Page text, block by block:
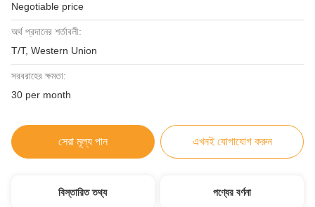
Negotiable price
অর্থ প্রদানের শর্তাবলী:
T/T, Western Union
সরবরাহের ক্ষমতা:
30 per month
সেরা মূল্য পান এখনই যোগাযোগ করুন
বিস্তারিত তথ্য পণ্যের বর্ণনা